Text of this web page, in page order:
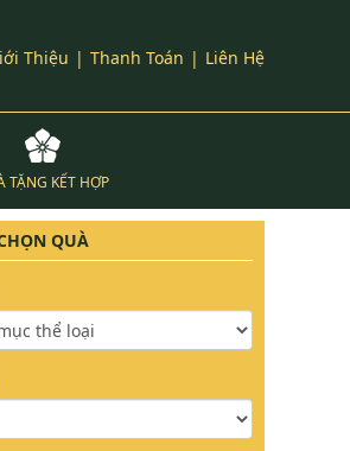
Thiệu | Thanh Toán | Liên Hệ
TẶNG KẾT HỢP
QUÀ